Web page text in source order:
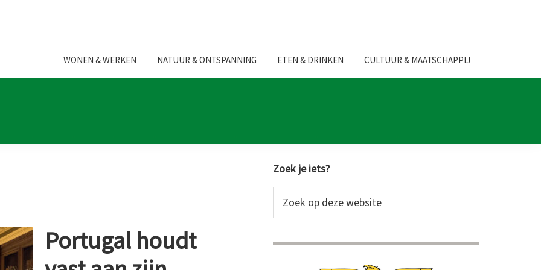
WONEN & WERKEN NATUUR & ONTSPANNING ETEN & DRINKEN CULTUUR & MAATSCHAPPIJ
Portugal houdt
Primaire
Sidebar
Zoek je iets?
op
website